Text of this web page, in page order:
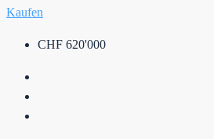
Kaufen
CHF 620'000